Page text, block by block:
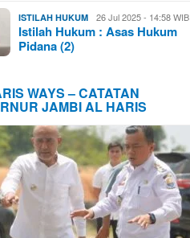
ISTILAH HUKUM 26 Jul 2025 - 14:58 WIB
Istilah Hukum : Asas Hukum
Pidana (2)
WAYS – CATATAN
JAMBI AL HARIS